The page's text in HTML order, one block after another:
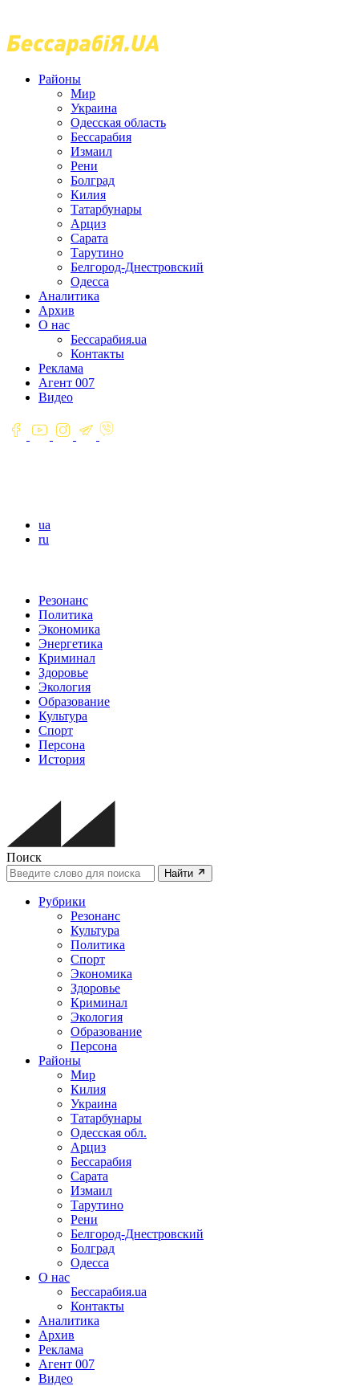
Районы
Мир
Украина
Одесская область
Бессарабия
Измаил
Рени
Болград
Килия
Татарбунары
Арциз
Сарата
Тарутино
Белгород-Днестровский
Одесса
Аналитика
Архив
О нас
Бессарабия.ua
Контакты
Реклама
Агент 007
Видео
ua
ru
Резонанс
Политика
Экономика
Энергетика
Криминал
Здоровье
Экология
Образование
Культура
Спорт
Персона
История
Поиск
Найти
Рубрики
Резонанс
Культура
Политика
Спорт
Экономика
Здоровье
Криминал
Экология
Образование
Персона
Районы
Мир
Килия
Украина
Татарбунары
Одесская обл.
Арциз
Бессарабия
Сарата
Измаил
Тарутино
Рени
Белгород-Днестровский
Болград
Одесса
О нас
Бессарабия.ua
Контакты
Аналитика
Архив
Реклама
Агент 007
Видео